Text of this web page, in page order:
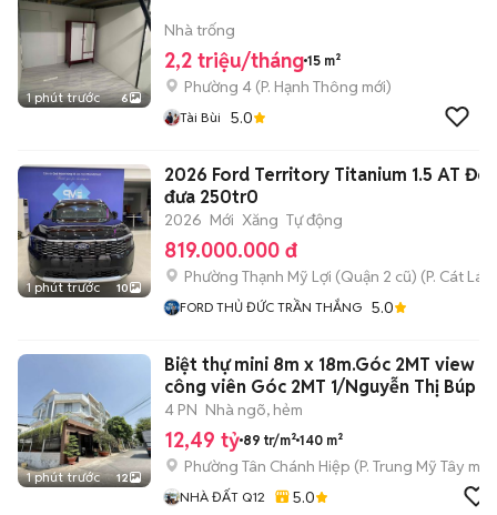
1 phút trước 6
Nhà trống
2,2 triệu/tháng 15 m²
Phường 4 (P. Hạnh Thông mới)
Tài Bùi 5.0
1 phút trước 10
2026 Ford Territory Titanium 1.5 AT Đen
đưa 250tr0
2026 Mới Xăng Tự động
819.000.000 đ
Phường Thạnh Mỹ Lợi (Quận 2 cũ) (P. Cát Lái
FORD THỦ ĐỨC TRẦN THẮNG 5.0
1 phút trước 12
Biệt thự mini 8m x 18m.Góc 2MT view
công viên Góc 2MT 1/Nguyễn Thị Búp
4 PN Nhà ngõ, hẻm
12,49 tỷ 89 tr/m² 140 m²
Phường Tân Chánh Hiệp (P. Trung Mỹ Tây mới)
NHÀ ĐẤT Q12 5.0